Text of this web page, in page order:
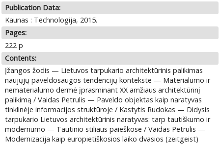
Publication Data:
Kaunas : Technologija, 2015.
Pages:
222 p
Contents:
Įžangos žodis — Lietuvos tarpukario architektūrinis palikimas
naujųjų paveldosaugos tendencijų kontekste — Materialumo ir
nematerialumo dermė įprasminant XX amžiaus architektūrinį
palikimą / Vaidas Petrulis — Paveldo objektas kaip naratyvas
tinklinėje informacijos struktūroje / Kastytis Rudokas — Didysis
tarpukario Lietuvos architektūrinis naratyvas: tarp tautiškumo ir
modernumo — Tautinio stiliaus paieškose / Vaidas Petrulis —
Modernizacija kaip europietiškosios laiko dvasios (zeitgeist)